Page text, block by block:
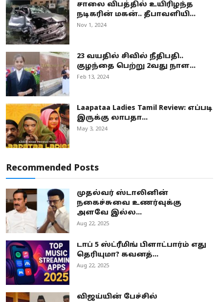
சாலை விபத்தில் உயிரிழந்த
நடிகரின் மகன்.. தீபாவளியி...
Nov 1, 2024
23 வயதில் சிவில் நீதிபதி..
குழந்தை பெற்று 2வது நாள...
Feb 13, 2024
Laapataa Ladies Tamil Review: எப்படி
இருக்கு லாபதா...
May 3, 2024
Recommended Posts
முதல்வர் ஸ்டாலினின்
நகைச்சுவை உணர்வுக்கு
அளவே இல்ல...
Aug 22, 2025
டாப் 5 ஸ்ட்ரீமிங் பிளாட்பார்ம் எது
தெரியுமா? கவனத்...
Aug 22, 2025
விஜய்யின் பேச்சில்